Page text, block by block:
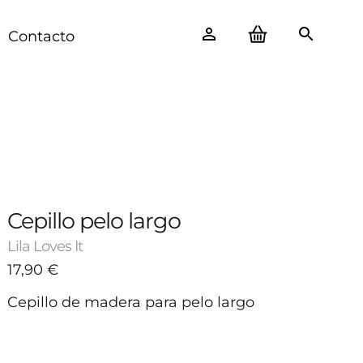
Contacto
Cepillo pelo largo
Lila Loves It
17,90 €
Cepillo de madera para pelo largo